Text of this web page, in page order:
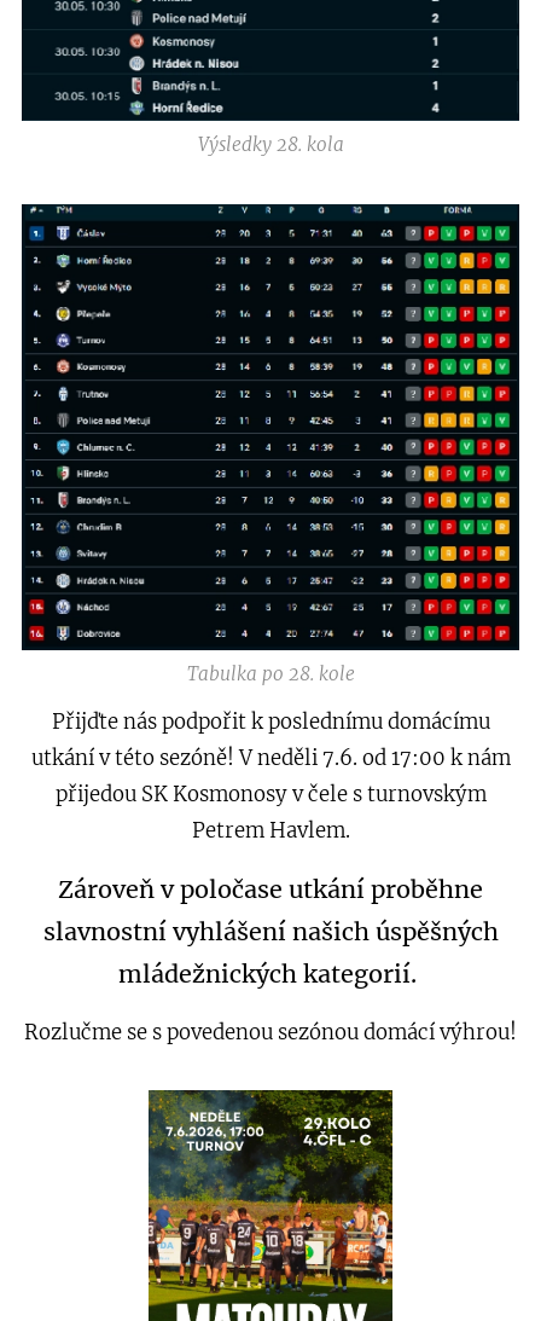
Výsledky 28. kola
Tabulka po 28. kole
Přijďte nás podpořit k poslednímu domácímu
utkání v této sezóně! V neděli 7.6. od 17:00 k nám
přijedou SK Kosmonosy v čele s turnovským
Petrem Havlem.
Zároveň v poločase utkání proběhne
slavnostní vyhlášení našich úspěšných
mládežnických kategorií.
Rozlučme se s povedenou sezónou domácí výhrou!